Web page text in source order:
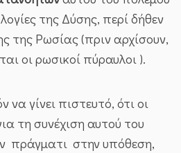
της Δύσης, περί δήθεν
της Ρωσίας (πριν αρχίσουν,
οι ρωσικοί πύραυλοι ).
να γίνει πιστευτό, ότι οι
τη συνέχιση αυτού του
πράγματι στην υπόθεση,